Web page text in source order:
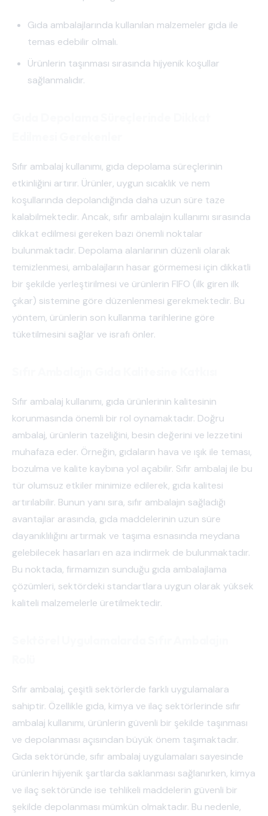
Gıda ambalajlarında kullanılan malzemeler gıda ile
temas edebilir olmalı.
Ürünlerin taşınması sırasında hijyenik koşullar
sağlanmalıdır.
Sıfır ambalaj kullanımı, gıda depolama süreçlerinin
etkinliğini artırır. Ürünler, uygun sıcaklık ve nem
koşullarında depolandığında daha uzun süre taze
kalabilmektedir. Ancak, sıfır ambalajın kullanımı sırasında
dikkat edilmesi gereken bazı önemli noktalar
bulunmaktadır. Depolama alanlarının düzenli olarak
temizlenmesi, ambalajların hasar görmemesi için dikkatli
bir şekilde yerleştirilmesi ve ürünlerin FIFO (ilk giren ilk
çıkar) sistemine göre düzenlenmesi gerekmektedir. Bu
yöntem, ürünlerin son kullanma tarihlerine göre
tüketilmesini sağlar ve israfı önler.
Sıfır ambalaj kullanımı, gıda ürünlerinin kalitesinin
korunmasında önemli bir rol oynamaktadır. Doğru
ambalaj, ürünlerin tazeliğini, besin değerini ve lezzetini
muhafaza eder. Örneğin, gıdaların hava ve ışık ile teması,
bozulma ve kalite kaybına yol açabilir. Sıfır ambalaj ile bu
tür olumsuz etkiler minimize edilerek, gıda kalitesi
artırılabilir. Bunun yanı sıra, sıfır ambalajın sağladığı
avantajlar arasında, gıda maddelerinin uzun süre
dayanıklılığını artırmak ve taşıma esnasında meydana
gelebilecek hasarları en aza indirmek de bulunmaktadır.
Bu noktada, firmamızın sunduğu gıda ambalajlama
çözümleri, sektördeki standartlara uygun olarak yüksek
kaliteli malzemelerle üretilmektedir.
Sıfır ambalaj, çeşitli sektörlerde farklı uygulamalara
sahiptir. Özellikle gıda, kimya ve ilaç sektörlerinde sıfır
ambalaj kullanımı, ürünlerin güvenli bir şekilde taşınması
ve depolanması açısından büyük önem taşımaktadır.
Gıda sektöründe, sıfır ambalaj uygulamaları sayesinde
ürünlerin hijyenik şartlarda saklanması sağlanırken, kimya
ve ilaç sektöründe ise tehlikeli maddelerin güvenli bir
şekilde depolanması mümkün olmaktadır. Bu nedenle,